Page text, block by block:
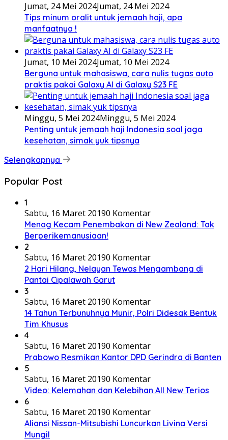
Jumat, 24 Mei 2024Jumat, 24 Mei 2024
Tips minum oralit untuk jemaah haji, apa
manfaatnya !
Jumat, 10 Mei 2024Jumat, 10 Mei 2024
Berguna untuk mahasiswa, cara nulis tugas auto
praktis pakai Galaxy AI di Galaxy S23 FE
Minggu, 5 Mei 2024Minggu, 5 Mei 2024
Penting untuk jemaah haji Indonesia soal jaga
kesehatan, simak yuk tipsnya
Selengkapnya
Popular Post
1
Sabtu, 16 Maret 20190 Komentar
Menag Kecam Penembakan di New Zealand: Tak
Berperikemanusiaan!
2
Sabtu, 16 Maret 20190 Komentar
2 Hari Hilang, Nelayan Tewas Mengambang di
Pantai Cipalawah Garut
3
Sabtu, 16 Maret 20190 Komentar
14 Tahun Terbunuhnya Munir, Polri Didesak Bentuk
Tim Khusus
4
Sabtu, 16 Maret 20190 Komentar
Prabowo Resmikan Kantor DPD Gerindra di Banten
5
Sabtu, 16 Maret 20190 Komentar
Video: Kelemahan dan Kelebihan All New Terios
6
Sabtu, 16 Maret 20190 Komentar
Aliansi Nissan-Mitsubishi Luncurkan Livina Versi
Mungil